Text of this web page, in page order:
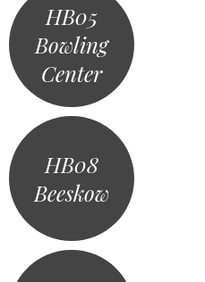
HB05
Bowling
Center
HB08
Beeskow